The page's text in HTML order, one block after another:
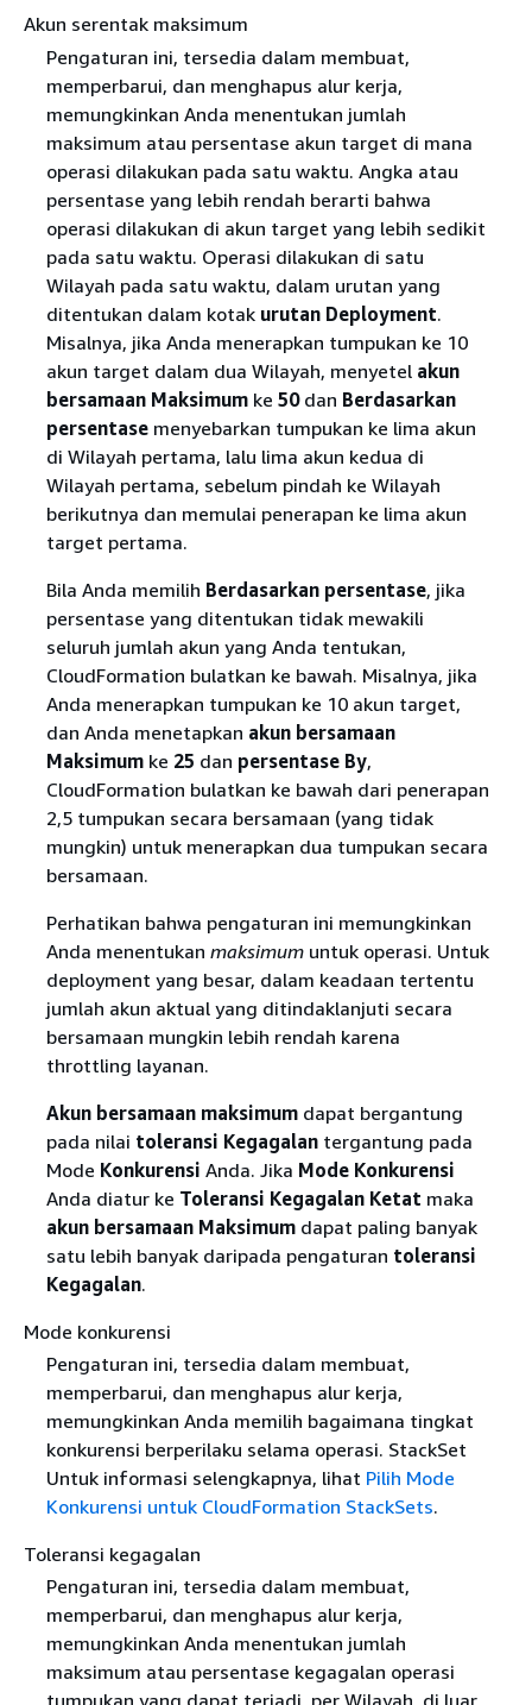
Akun serentak maksimum
Pengaturan ini, tersedia dalam membuat,
memperbarui, dan menghapus alur kerja,
memungkinkan Anda menentukan jumlah
maksimum atau persentase akun target di mana
operasi dilakukan pada satu waktu. Angka atau
persentase yang lebih rendah berarti bahwa
operasi dilakukan di akun target yang lebih sedikit
pada satu waktu. Operasi dilakukan di satu
Wilayah pada satu waktu, dalam urutan yang
ditentukan dalam kotak urutan Deployment.
Misalnya, jika Anda menerapkan tumpukan ke 10
akun target dalam dua Wilayah, menyetel akun
bersamaan Maksimumke 50dan Berdasarkan
persentasemenyebarkan tumpukan ke lima akun
di Wilayah pertama, lalu lima akun kedua di
Wilayah pertama, sebelum pindah ke Wilayah
berikutnya dan memulai penerapan ke lima akun
target pertama.
Bila Anda memilih Berdasarkan persentase, jika
persentase yang ditentukan tidak mewakili
seluruh jumlah akun yang Anda tentukan,
CloudFormation bulatkan ke bawah. Misalnya, jika
Anda menerapkan tumpukan ke 10 akun target,
dan Anda menetapkan akun bersamaan
Maksimumke 25 dan persentase By,
CloudFormation bulatkan ke bawah dari penerapan
2,5 tumpukan secara bersamaan (yang tidak
mungkin) untuk menerapkan dua tumpukan secara
bersamaan.
Perhatikan bahwa pengaturan ini memungkinkan
Anda menentukan maksimumuntuk operasi. Untuk
deployment yang besar, dalam keadaan tertentu
jumlah akun aktual yang ditindaklanjuti secara
bersamaan mungkin lebih rendah karena
throttling layanan.
Akun bersamaan maksimumdapat bergantung
pada nilai toleransi Kegagalantergantung pada
Mode Konkurensi Anda. Jika Mode Konkurensi
Anda diatur ke Toleransi Kegagalan Ketat maka
akun bersamaan Maksimumdapat paling banyak
satu lebih banyak daripada pengaturan toleransi
Kegagalan.
Mode konkurensi
Pengaturan ini, tersedia dalam membuat,
memperbarui, dan menghapus alur kerja,
memungkinkan Anda memilih bagaimana tingkat
konkurensi berperilaku selama operasi. StackSet
Untuk informasi selengkapnya, lihat Pilih Mode
Konkurensi untuk CloudFormation StackSets.
Toleransi kegagalan
Pengaturan ini, tersedia dalam membuat,
memperbarui, dan menghapus alur kerja,
memungkinkan Anda menentukan jumlah
maksimum atau persentase kegagalan operasi
tumpukan yang dapat terjadi, per Wilayah, di luar